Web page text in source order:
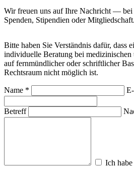
Wir freuen uns auf Ihre Nachricht — bei
Spenden, Stipendien oder Mitgliedschaft.
Bitte haben Sie Verständnis dafür, dass
individuelle Beratung bei medizinischen
auf fernmündlicher oder schriftlicher
Rechtsraum nicht möglich ist.
Name *
Betreff
Ich